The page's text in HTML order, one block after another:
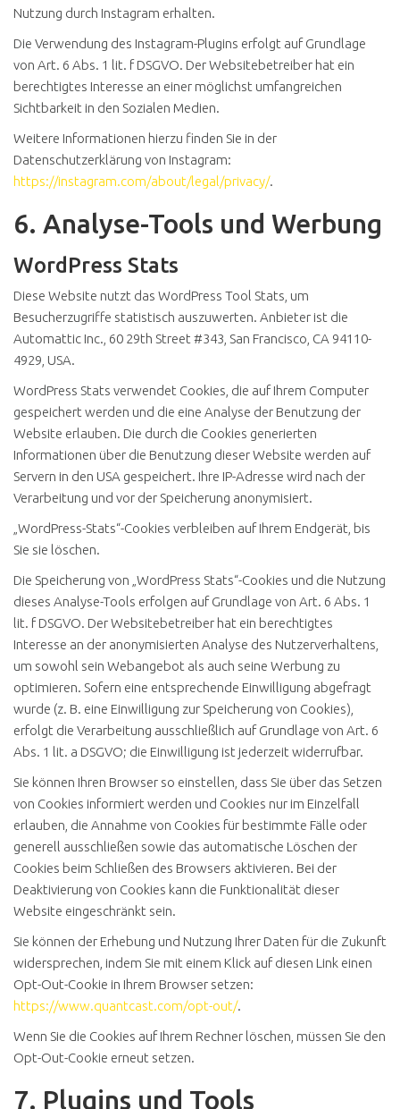
Nutzung durch Instagram erhalten.
Die Verwendung des Instagram-Plugins erfolgt auf Grundlage
von Art. 6 Abs. 1 lit. f DSGVO. Der Websitebetreiber hat ein
berechtigtes Interesse an einer möglichst umfangreichen
Sichtbarkeit in den Sozialen Medien.
Weitere Informationen hierzu finden Sie in der
Datenschutzerklärung von Instagram:
https://instagram.com/about/legal/privacy/.
6. Analyse-Tools und Werbung
WordPress Stats
Diese Website nutzt das WordPress Tool Stats, um
Besucherzugriffe statistisch auszuwerten. Anbieter ist die
Automattic Inc., 60 29th Street #343, San Francisco, CA 94110-
4929, USA.
WordPress Stats verwendet Cookies, die auf Ihrem Computer
gespeichert werden und die eine Analyse der Benutzung der
Website erlauben. Die durch die Cookies generierten
Informationen über die Benutzung dieser Website werden auf
Servern in den USA gespeichert. Ihre IP-Adresse wird nach der
Verarbeitung und vor der Speicherung anonymisiert.
„WordPress-Stats“-Cookies verbleiben auf Ihrem Endgerät, bis
Sie sie löschen.
Die Speicherung von „WordPress Stats“-Cookies und die Nutzung
dieses Analyse-Tools erfolgen auf Grundlage von Art. 6 Abs. 1
lit. f DSGVO. Der Websitebetreiber hat ein berechtigtes
Interesse an der anonymisierten Analyse des Nutzerverhaltens,
um sowohl sein Webangebot als auch seine Werbung zu
optimieren. Sofern eine entsprechende Einwilligung abgefragt
wurde (z. B. eine Einwilligung zur Speicherung von Cookies),
erfolgt die Verarbeitung ausschließlich auf Grundlage von Art. 6
Abs. 1 lit. a DSGVO; die Einwilligung ist jederzeit widerrufbar.
Sie können Ihren Browser so einstellen, dass Sie über das Setzen
von Cookies informiert werden und Cookies nur im Einzelfall
erlauben, die Annahme von Cookies für bestimmte Fälle oder
generell ausschließen sowie das automatische Löschen der
Cookies beim Schließen des Browsers aktivieren. Bei der
Deaktivierung von Cookies kann die Funktionalität dieser
Website eingeschränkt sein.
Sie können der Erhebung und Nutzung Ihrer Daten für die Zukunft
widersprechen, indem Sie mit einem Klick auf diesen Link einen
Opt-Out-Cookie in Ihrem Browser setzen:
https://www.quantcast.com/opt-out/.
Wenn Sie die Cookies auf Ihrem Rechner löschen, müssen Sie den
Opt-Out-Cookie erneut setzen.
7. Plugins und Tools